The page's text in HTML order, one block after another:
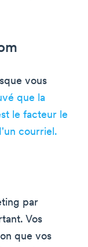
vous
que la
le facteur le
courriel.
par
Vos
que vos